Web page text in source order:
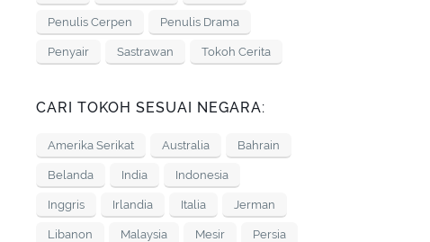
Penulis Cerpen Penulis Drama
Penyair Sastrawan Tokoh Cerita
CARI TOKOH SESUAI NEGARA:
Amerika Serikat Australia Bahrain
Belanda India Indonesia
Inggris Irlandia Italia Jerman
Libanon Malaysia Mesir Persia